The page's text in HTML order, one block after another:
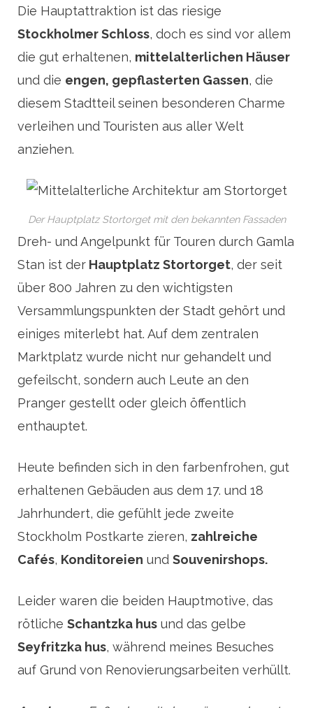
Die Hauptattraktion ist das riesige
Stockholmer Schloss, doch es sind vor allem
die gut erhaltenen, mittelalterlichen Häuser
und die engen, gepflasterten Gassen, die
diesem Stadtteil seinen besonderen Charme
verleihen und Touristen aus aller Welt
anziehen.
Der Hauptplatz Stortorget mit den bekannten Fassaden
Dreh- und Angelpunkt für Touren durch Gamla
Stan ist der Hauptplatz Stortorget, der seit
über 800 Jahren zu den wichtigsten
Versammlungspunkten der Stadt gehört und
einiges miterlebt hat. Auf dem zentralen
Marktplatz wurde nicht nur gehandelt und
gefeilscht, sondern auch Leute an den
Pranger gestellt oder gleich öffentlich
enthauptet.
Heute befinden sich in den farbenfrohen, gut
erhaltenen Gebäuden aus dem 17. und 18
Jahrhundert, die gefühlt jede zweite
Stockholm Postkarte zieren, zahlreiche
Cafés, Konditoreien und Souvenirshops.
Leider waren die beiden Hauptmotive, das
rötliche Schantzka hus und das gelbe
Seyfritzka hus, während meines Besuches
auf Grund von Renovierungsarbeiten verhüllt.